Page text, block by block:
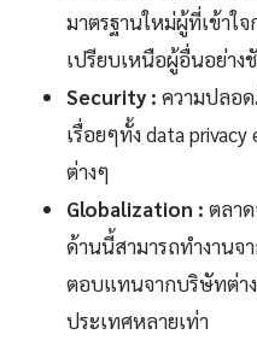
มาตรฐานใหม่ผู้ที่เข้าใ
เปรียบเหนือผู้อื่นอย่าง
Security : ความปลอ
เรื่อยๆทั้ง data
ต่างๆ
Globalization : ตลา
ด้านนี้สามารถทำงานจ
ตอบแทนจากบริษัทต่า
ประเทศหลายเท่า